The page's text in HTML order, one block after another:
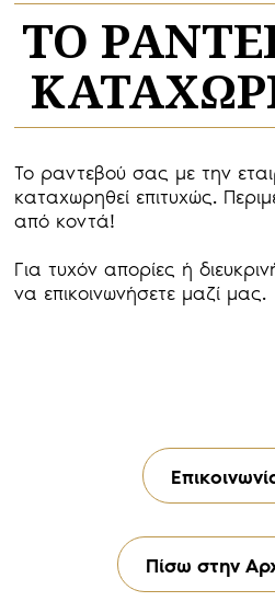
ΤΟ
Το ραντεβού σας με την
καταχωρηθεί επιτυχώς.
από κοντά!
Για τυχόν απορίες ή
να επικοινωνήσετε μαζί μας.
Πίσω στην